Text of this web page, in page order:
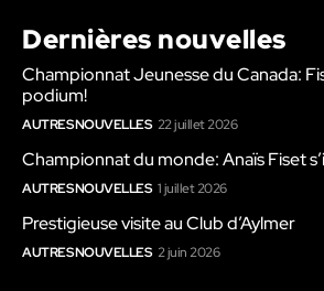
Dernières nouvelles
Championnat Jeunesse du Canada:
podium!
AUTRES NOUVELLES 22 juillet 2026
Championnat du monde: Anaïs Fiset
AUTRES NOUVELLES 1 juillet 2026
Prestigieuse visite au Club d’Aylmer
AUTRES NOUVELLES 2 juin 2026